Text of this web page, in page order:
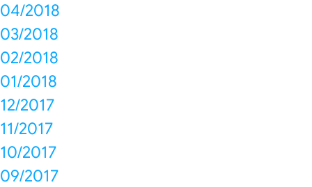
04/2018
03/2018
02/2018
01/2018
12/2017
11/2017
10/2017
09/2017